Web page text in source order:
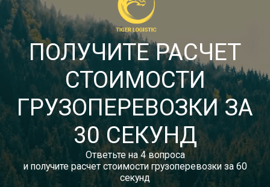
8 (800) 533-86-05
Звонок по России бесплатный
autotransport24@yandex.ru
Тарифы
Отзывы
Статьи
Новости
Документы
ПОЛУЧИТЕ РАСЧЕТ
СТОИМОСТИ
ГРУЗОПЕРЕВОЗКИ ЗА
30 СЕКУНД
Ответьте на 4 вопроса
и получите расчет стоимости грузоперевозки за 60
секунд